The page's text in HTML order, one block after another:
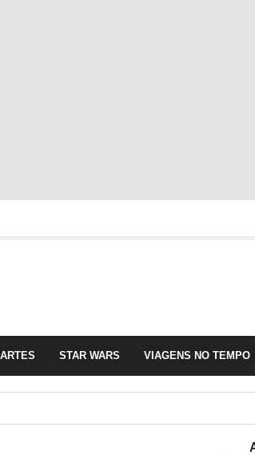
STAR WARS VIAGENS NO TEMPO